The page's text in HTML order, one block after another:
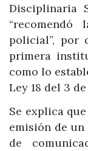
Disciplinaria
policial”, por
primera
como lo
Ley 18 del 3
Se explica
emisión de un
de